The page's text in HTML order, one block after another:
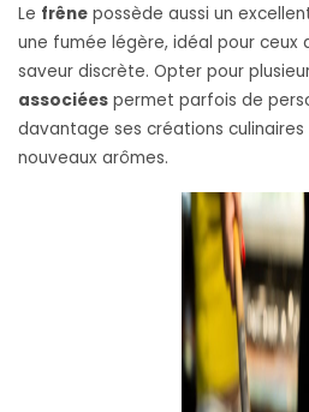
Le frêne possède aussi un
une fumée légère, idéal pour ceux
saveur discrète. Opter pour
associées permet parfois de
davantage ses créations
nouveaux arômes.